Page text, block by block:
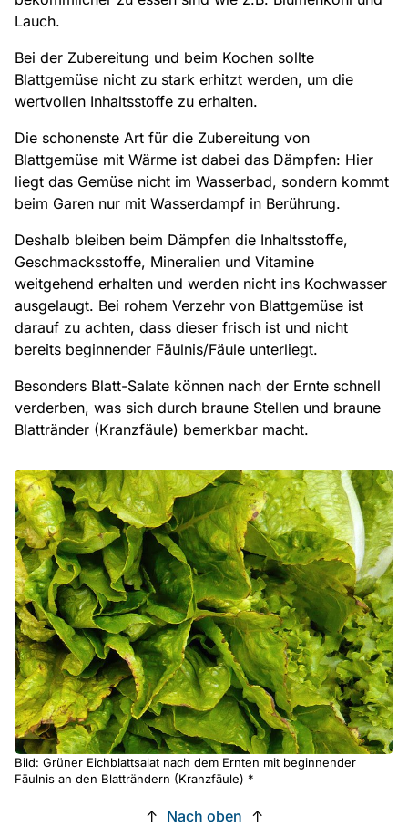
Lauch.
Bei der Zubereitung und beim Kochen sollte
Blattgemüse nicht zu stark erhitzt werden, um die
wertvollen Inhaltsstoffe zu erhalten.
Die schonenste Art für die Zubereitung von
Blattgemüse mit Wärme ist dabei das Dämpfen: Hier
liegt das Gemüse nicht im Wasserbad, sondern kommt
beim Garen nur mit Wasserdampf in Berührung.
Deshalb bleiben beim Dämpfen die Inhaltsstoffe,
Geschmacksstoffe, Mineralien und Vitamine
weitgehend erhalten und werden nicht ins Kochwasser
ausgelaugt. Bei rohem Verzehr von Blattgemüse ist
darauf zu achten, dass dieser frisch ist und nicht
bereits beginnender Fäulnis/Fäule unterliegt.
Besonders Blatt-Salate können nach der Ernte schnell
verderben, was sich durch braune Stellen und braune
Blattränder (Kranzfäule) bemerkbar macht.
Bild: Grüner Eichblattsalat nach dem Ernten mit beginnender
Fäulnis an den Blatträndern (Kranzfäule) *
↑ Nach oben ↑